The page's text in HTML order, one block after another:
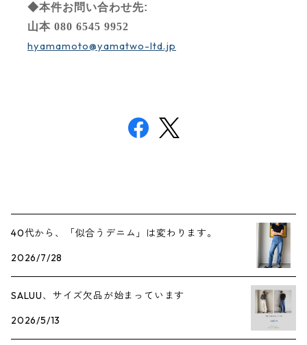
◆本件お問い合わせ先:
山本 080 6545 9952
hyamamoto@yamatwo-ltd.jp
40代から、「似合うデニム」は変わります。
2026/7/28
SALUU、サイズ欠品が始まっています
2026/5/13